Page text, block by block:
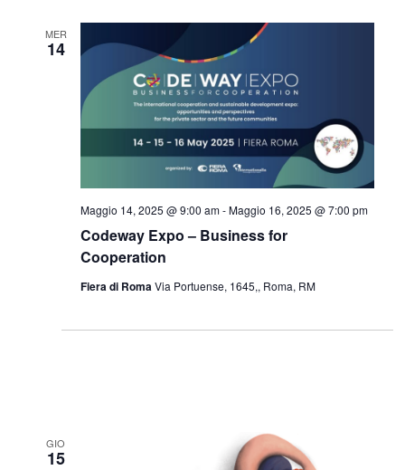
MER
14
Codeway Expo – Business for
Cooperation
Maggio 14, 2025 @ 9:00 am-Maggio 16, 2025 @ 7:00 pm
Fiera di RomaVia Portuense, 1645,, Roma, RM
GIO
15